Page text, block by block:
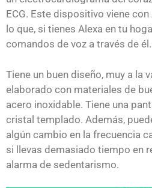
ECG. Este dispositivo viene
lo que, si tienes Alexa en tu
comandos de voz a través de él.
Tiene un buen diseño, muy a la
elaborado con materiales de
acero inoxidable. Tiene una
cristal templado. Además,
algún cambio en la frecuencia
si llevas demasiado tiempo en
alarma de sedentarismo.